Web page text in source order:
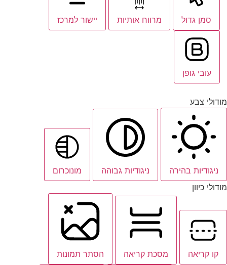
סמן גדול מרווח אותיות יישור למרכז
עובי גופן
מודולי צבע
ניגודיות בהירה ניגודיות גבוהה
מונוכרום
מודולי כיוון
קו קריאה מסכת קריאה הסתר תמונות